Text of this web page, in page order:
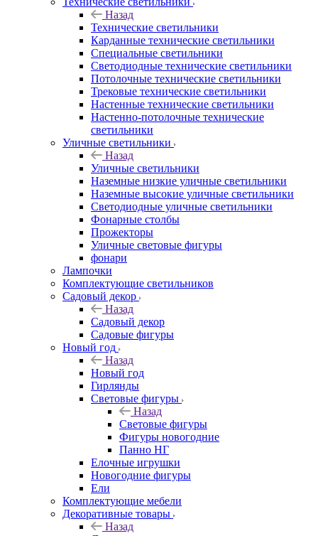
Назад
Технические светильники
Карданные технические светильники
Специальные светильники
Светодиодные технические светильники
Потолочные технические светильники
Трековые технические светильники
Настенные технические светильники
Настенно-потолочные технические
светильники
Уличные светильники
Назад
Уличные светильники
Наземные низкие уличные светильники
Наземные высокие уличные светильники
Светодиодные уличные светильники
Фонарные столбы
Прожекторы
Уличные световые фигуры
фонари
Лампочки
Комплектующие светильников
Садовый декор
Назад
Садовый декор
Садовые фигуры
Новый год
Назад
Новый год
Гирлянды
Световые фигуры
Назад
Световые фигуры
Фигуры новогодние
Панно НГ
Елочные игрушки
Новогодние фигуры
Ели
Комплектующие мебели
Декоративные товары
Назад